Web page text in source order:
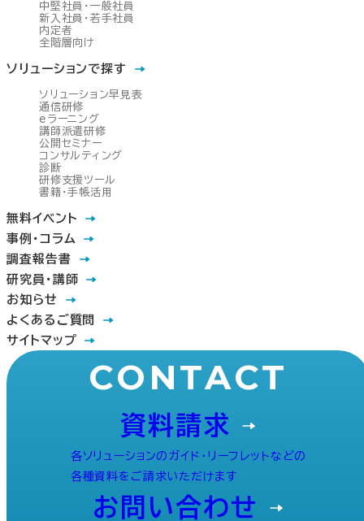
中堅社員・一般社員
新入社員・若手社員
内定者
全階層向け
ソリューションで探す
ソリューション早見表
通信研修
eラーニング
講師派遣研修
公開セミナー
コンサルティング
診断
研修支援ツール
書籍・手帳活用
無料イベント
事例・コラム
調査報告書
研究員・講師
お知らせ
よくあるご質問
サイトマップ
CONTACT
資料請求
各ソリューションのガイド・リーフレットなどの
各種資料をご請求いただけます
お問い合わせ